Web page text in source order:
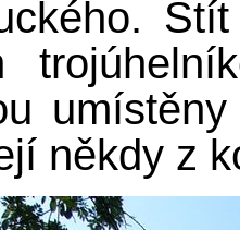
někdy z